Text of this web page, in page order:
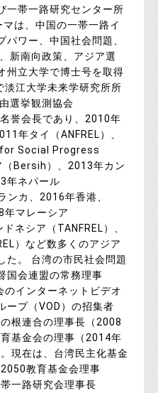
一帯一路研究センター所
は、中国の一帯一路イ
パワー、中国社会問題、
新南向政策、アジア選
州立大学で博士号を取得
江大学未来学研究所所
選挙観測協会
誉会長であり、2010年
年タイ（ANFREL）、
Social Progress
Bersih）、2013年カン
年ネパール
ンカ、2016年香港、
マレーシア
ネシア（TANFREL）、
）など数多くのアジア
た。 台湾の市民社会問題
国会連盟の常務理事
のインターネットビデオ
ープ（VOD）の招集者
根連合の理事長（2008
基金会の理事（2014年
現在は、台湾民主化基金
教育基金会理事
一路研究会理事長